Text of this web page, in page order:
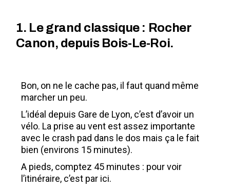
1. Le grand classique : Rocher
Canon, depuis Bois-Le-Roi.
Bon, on ne le cache pas, il faut quand même
marcher un peu.
L’idéal depuis Gare de Lyon, c’est d’avoir un
vélo. La prise au vent est assez importante
avec le crash pad dans le dos mais ça le fait
bien (environs 15 minutes).
A pieds, comptez 45 minutes : pour voir
l’itinéraire, c’est par ici.